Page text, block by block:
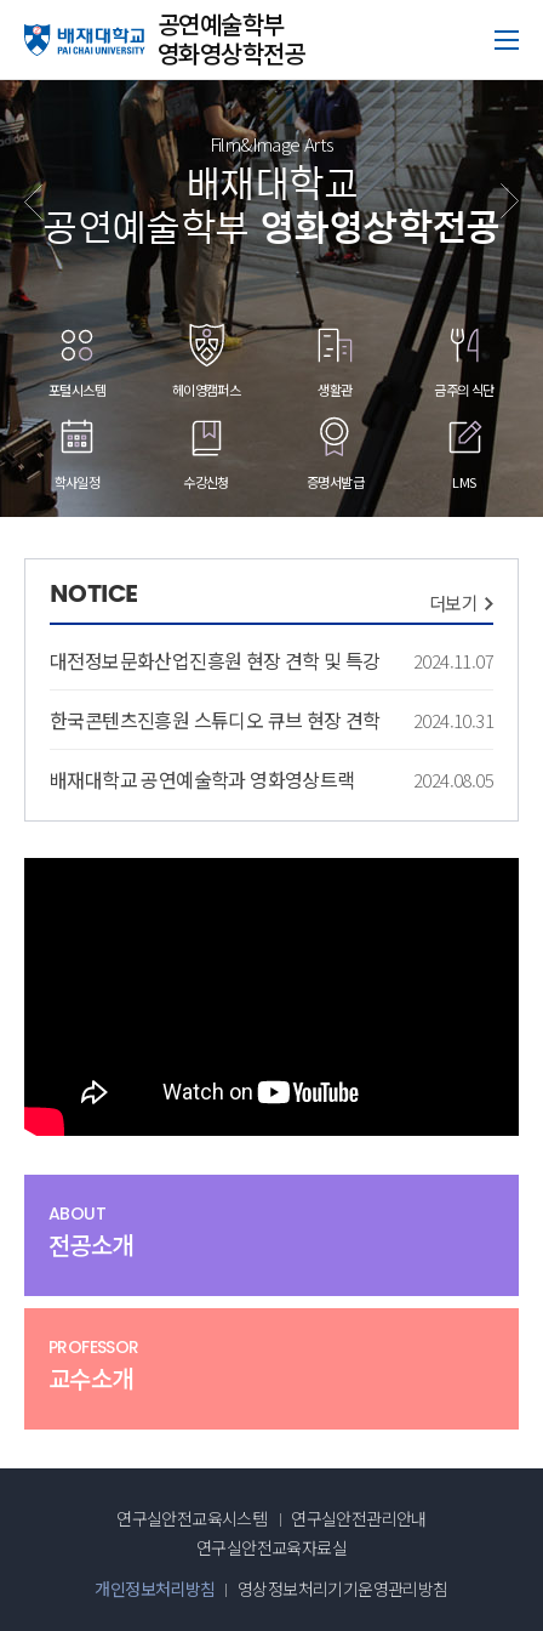
공연예술학부
영화영상학전공
Film&Image Arts
배재대학교
공연예술학부영화영상학전공
포털시스템 헤이영캠퍼스 생활관 금주의 식단
학사일정 수강신청 증명서발급 LMS
NOTICE
대전정보문화산업진흥원 현장 견학 및 특강 2024.11.07
한국콘텐츠진흥원 스튜디오 큐브 현장 견학 2024.10.31
배재대학교 공연예술학과 영화영상트랙 2024.08.05
더보기
ABOUT
전공소개
PROFESSOR
교수소개
연구실안전교육시스템
연구실안전관리안내
연구실안전교육자료실
개인정보처리방침
영상정보처리기기운영관리방침